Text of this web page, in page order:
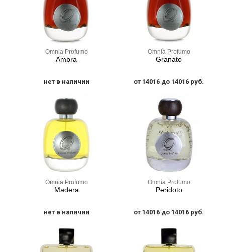
Omnia Profumo
Ambra
нет в наличии
Omnia Profumo
Granato
от 14016 до 14016 руб.
Omnia Profumo
Madera
нет в наличии
Omnia Profumo
Peridoto
от 14016 до 14016 руб.